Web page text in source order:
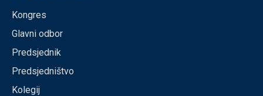
Kongres
Glavni odbor
Predsjednik
Predsjedništvo
Kolegij